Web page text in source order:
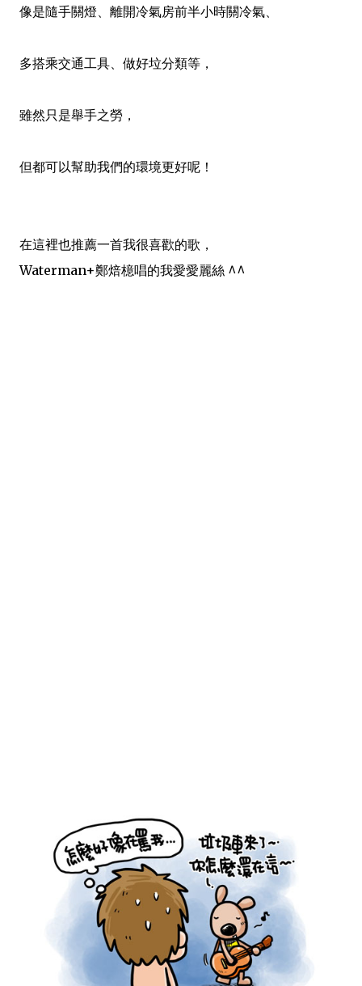
像是隨手關燈、離開冷氣房前半小時關冷氣、
多搭乘交通工具、做好垃分類等 ，
雖然只是舉手之勞 ，
但都可以幫助我們的環境更好呢！
在這裡也推薦一首我很喜歡的歌 ，
Waterman+鄭焙檍唱的我愛愛麗絲 ^^